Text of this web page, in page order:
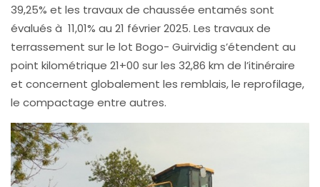
39,25% et les travaux de chaussée entamés sont
évalués à 11,01% au 21 février 2025. Les travaux de
terrassement sur le lot Bogo- Guirvidig s’étendent au
point kilométrique 21+00 sur les 32,86 km de l’itinéraire
et concernent globalement les remblais, le reprofilage,
le compactage entre autres.